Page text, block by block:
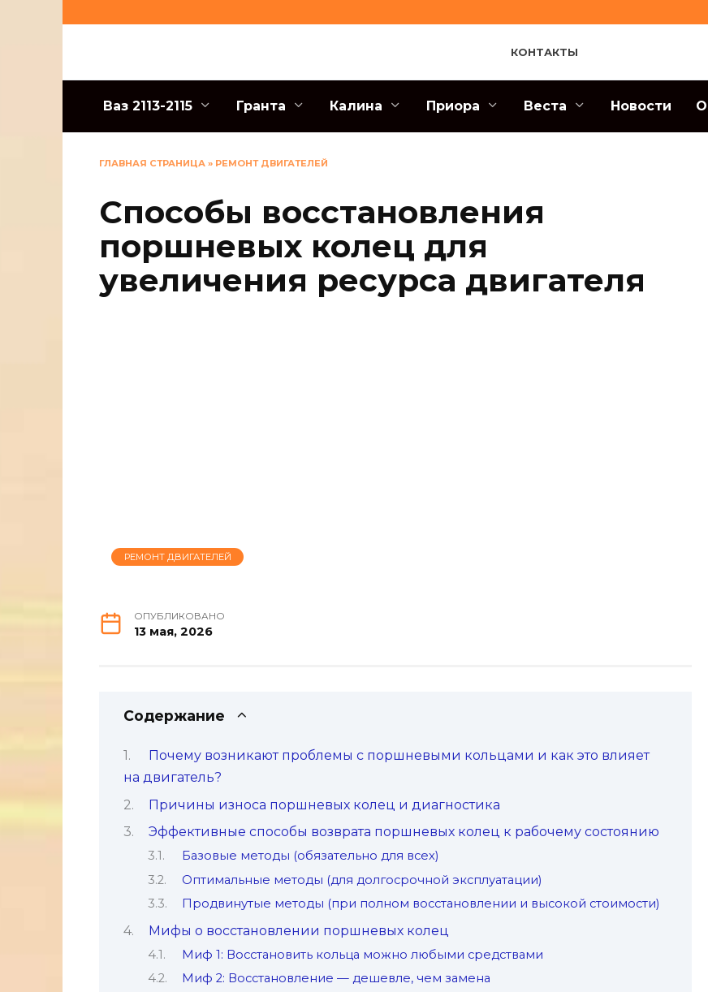
КОНТАКТЫ
Ваз 2113-2115 Гранта Калина Приора Веста Новости О
ГЛАВНАЯ СТРАНИЦА » РЕМОНТ ДВИГАТЕЛЕЙ
Способы восстановления
поршневых колец для
увеличения ресурса двигателя
РЕМОНТ ДВИГАТЕЛЕЙ
ОПУБЛИКОВАНО
13 мая, 2026
Содержание
Почему возникают проблемы с поршневыми кольцами и как это влияет
на двигатель?
Причины износа поршневых колец и диагностика
Эффективные способы возврата поршневых колец к рабочему состоянию
Базовые методы (обязательно для всех)
Оптимальные методы (для долгосрочной эксплуатации)
Продвинутые методы (при полном восстановлении и высокой стоимости)
Мифы о восстановлении поршневых колец
Миф 1: Восстановить кольца можно любыми средствами
Миф 2: Восстановление — дешевле, чем замена